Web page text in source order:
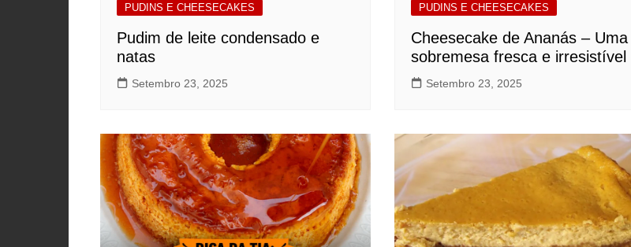
PUDINS E CHEESECAKES
Pudim de leite condensado e
natas
Setembro 23, 2025
PUDINS E CHEESECAKES
Cheesecake de Ananás – Uma
sobremesa fresca e irresistível
Setembro 23, 2025